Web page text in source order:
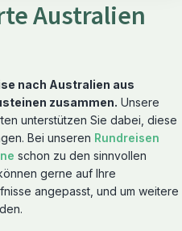
Australien
nach Australien aus
zusammen. Unsere
unterstützen Sie dabei, diese
Bei unseren Rundreisen
schon zu den sinnvollen
gerne auf Ihre
angepasst, und um weitere